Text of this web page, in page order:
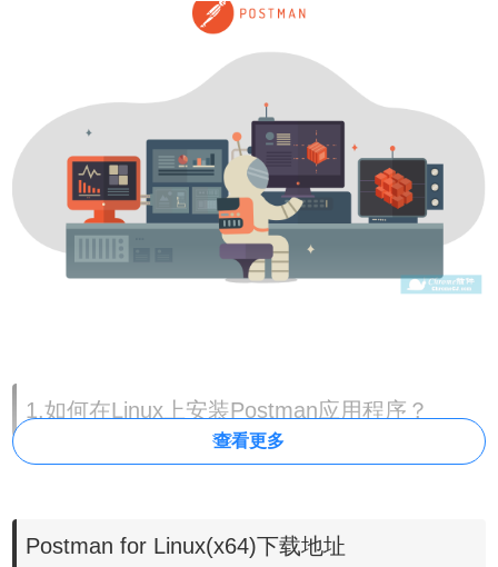
1.如何在Linux上安装Postman应用程序？
快速设置的命令！
查看更多
Postman for Linux(x64)下载地址